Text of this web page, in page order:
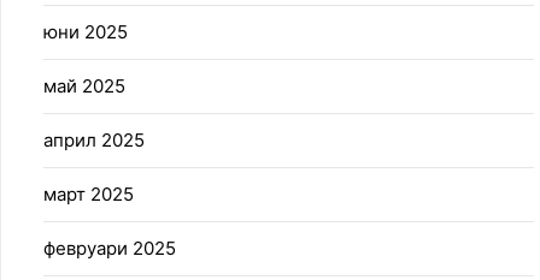
юни 2025
май 2025
април 2025
март 2025
февруари 2025